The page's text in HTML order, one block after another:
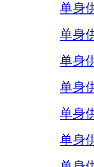
单身
单身
单身
单身
单身
单身